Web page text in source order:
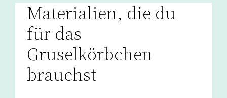
Materialien, die du
für das
Gruselkörbchen
brauchst